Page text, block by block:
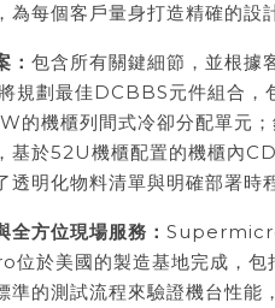
為每個客戶量身打造精確的設
： 包含所有關鍵細節，並根據
劃最佳DCBBS元件組合，
的機櫃列間式冷卻分配單元
基於52U機櫃配置的機櫃內
透明化物料清單與明確部署時
全方位現場服務： Supermicro
於美國的製造基地完成，
準的測試流程來驗證機台性能